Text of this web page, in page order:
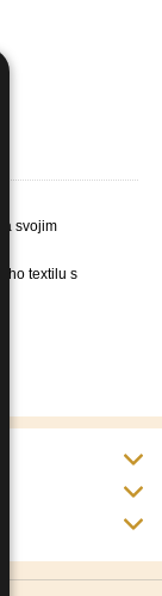
svojim
textilu s